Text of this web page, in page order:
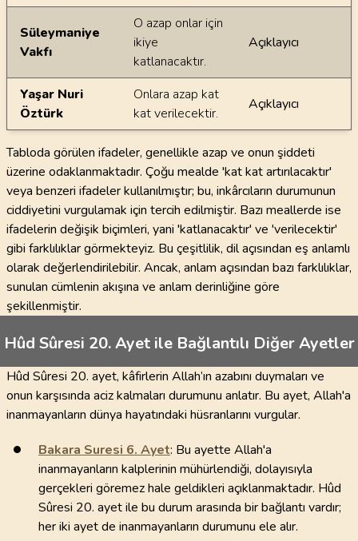
Süleymaniye
Vakfı
O azap onlar için
ikiye
katlanacaktır.
Açıklayıcı
Yaşar Nuri
Öztürk
Onlara azap kat
kat verilecektir.
Açıklayıcı
Tabloda görülen ifadeler, genellikle azap ve onun şiddeti
üzerine odaklanmaktadır. Çoğu mealde 'kat kat artırılacaktır'
veya benzeri ifadeler kullanılmıştır; bu, inkârcıların durumunun
ciddiyetini vurgulamak için tercih edilmiştir. Bazı meallerde ise
ifadelerin değişik biçimleri, yani 'katlanacaktır' ve 'verilecektir'
gibi farklılıklar görmekteyiz. Bu çeşitlilik, dil açısından eş anlamlı
olarak değerlendirilebilir. Ancak, anlam açısından bazı farklılıklar,
sunulan cümlenin akışına ve anlam derinliğine göre
şekillenmiştir.
Hûd Sûresi 20. Ayet ile Bağlantılı Diğer Ayetler
Hûd Sûresi 20. ayet, kâfirlerin Allah’ın azabını duymaları ve
onun karşısında aciz kalmaları durumunu anlatır. Bu ayet, Allah'a
inanmayanların dünya hayatındaki hüsranlarını vurgular.
Bakara Suresi 6. Ayet: Bu ayette Allah'a
inanmayanların kalplerinin mühürlendiği, dolayısıyla
gerçekleri göremez hale geldikleri açıklanmaktadır. Hûd
Sûresi 20. ayet ile bu durum arasında bir bağlantı vardır;
her iki ayet de inanmayanların durumunu ele alır.